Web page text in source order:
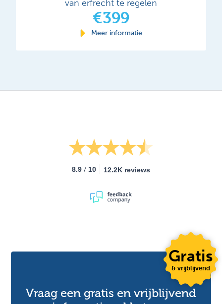
van erfrecht te regelen
€399
Meer informatie
8.9 / 10 12.2K reviews
Vraag een gratis en vrijblijvend
Gratis
& vrijblijvend